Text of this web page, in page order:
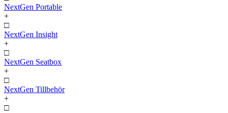
NextGen Portable
+
□
NextGen Insight
+
□
NextGen Seatbox
+
□
NextGen Tillbehör
+
□